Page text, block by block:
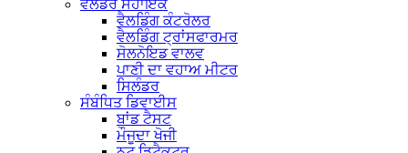
ਵੈਲਡਰ ਸਹਾਇਕ
ਵੈਲਡਿੰਗ ਕੰਟਰੋਲਰ
ਵੈਲਡਿੰਗ ਟ੍ਰਾਂਸਫਾਰਮਰ
ਸੋਲਨੋਇਡ ਵਾਲਵ
ਪਾਣੀ ਦਾ ਵਹਾਅ ਮੀਟਰ
ਸਿਲੰਡਰ
ਸੰਬੰਧਿਤ ਡਿਵਾਈਸ
ਬਾਂਡ ਟੈਸਟ
ਮੌਜੂਦਾ ਖੋਜੀ